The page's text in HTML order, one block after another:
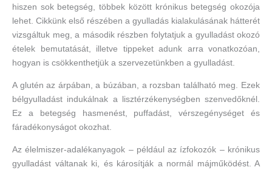
hiszen sok betegség, többek között krónikus betegség okozója
lehet. Cikkünk első részében a gyulladás kialakulásának hátterét
vizsgáltuk meg, a második részben folytatjuk a gyulladást okozó
ételek bemutatását, illetve tippeket adunk arra vonatkozóan,
hogyan is csökkenthetjük a szervezetünkben a gyulladást.
A glutén az árpában, a búzában, a rozsban található meg. Ezek
bélgyulladást indukálnak a lisztérzékenységben szenvedőknél.
Ez a betegség hasmenést, puffadást, vérszegénységet és
fáradékonyságot okozhat.
Az élelmiszer-adalékanyagok – például az ízfokozók – krónikus
gyulladást váltanak ki, és károsítják a normál májműködést. A